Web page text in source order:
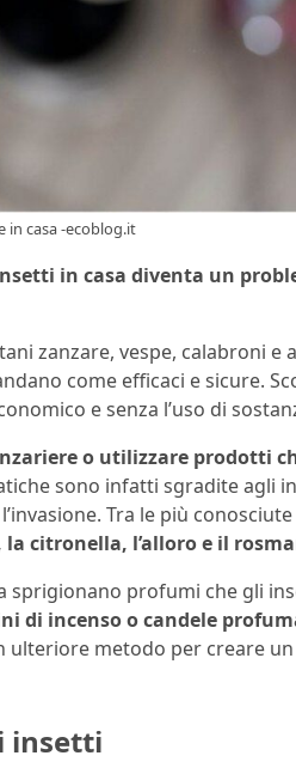
in casa -ecoblog.it
in casa diventa un
zanzare, vespe, calabroni e
come efficaci e sicure.
e senza l’uso di
o utilizzare prodotti
sono infatti sgradite agli
Tra le più
citronella, l’alloro e il
sprigionano profumi che gli
di incenso o candele
ulteriore metodo per creare
insetti